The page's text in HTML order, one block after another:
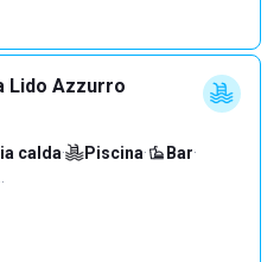
Lido Azzurro
calda· Piscina· Bar·